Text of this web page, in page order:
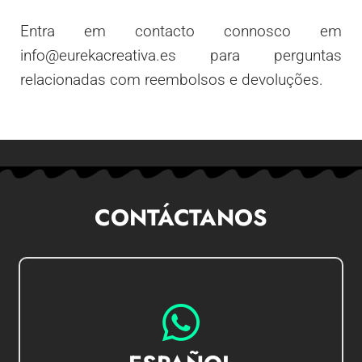
Entra em contacto connosco em
info@eurekacreativa.es para perguntas
relacionadas com reembolsos e devoluções.
CONTÁCTANOS
IR AL CHAT